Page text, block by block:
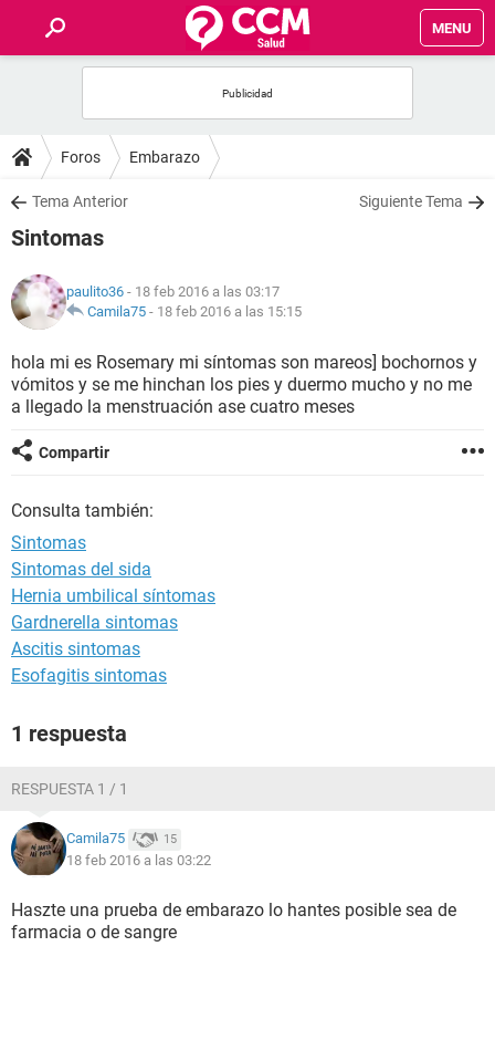
MENU
FOROS
SALUD
NUTRICIÓN
BIENESTAR
Foros Embarazo
Tema Anterior Siguiente Tema
Sintomas
paulito36 - 18 feb 2016 a las 03:17
Camila75 - 18 feb 2016 a las 15:15
hola mi es Rosemary mi síntomas son mareos] bochornos y
vómitos y se me hinchan los pies y duermo mucho y no me
a llegado la menstruación ase cuatro meses
Compartir
Consulta también:
Sintomas
Sintomas del sida
Hernia umbilical síntomas
Gardnerella sintomas
Ascitis sintomas
Esofagitis sintomas
1 respuesta
RESPUESTA 1 / 1
Camila75 15
18 feb 2016 a las 03:22
Haszte una prueba de embarazo lo hantes posible sea de
farmacia o de sangre